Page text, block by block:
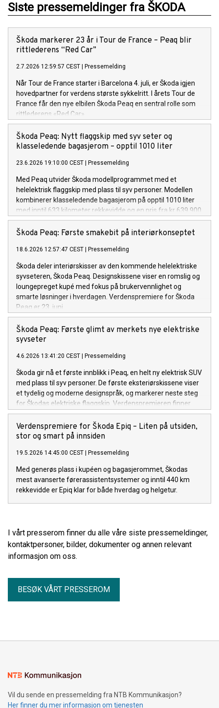
Siste pressemeldinger fra ŠKODA
Škoda markerer 23 år i Tour de France – Peaq blir
rittlederens “Red Car”
2.7.2026 12:59:57 CEST Pressemelding
Når Tour de France starter i Barcelona 4. juli, er Škoda igjen
hovedpartner for verdens største sykkelritt. I årets Tour de
France får den nye elbilen Škoda Peaq en sentral rolle som
rittlederens «Red Car».
Škoda Peaq: Nytt flaggskip med syv seter og
klasseledende bagasjerom – opptil 1010 liter
23.6.2026 19:10:00 CEST Pressemelding
Med Peaq utvider Škoda modellprogrammet med et
helelektrisk flaggskip med plass til syv personer. Modellen
kombinerer klasseledende bagasjerom på opptil 1010 liter
med inntil 633 kilometer rekkevidde og en pris fra kr 639.900.
Škoda Peaq: Første smakebit på interiørkonseptet
18.6.2026 12:57:47 CEST Pressemelding
Škoda deler interiørskisser av den kommende helelektriske
syvseteren, Škoda Peaq. Designskissene viser en romslig og
loungepreget kupé med fokus på brukervennlighet og
smarte løsninger i hverdagen. Verdenspremiere for Škoda
Peaq er 23. juni.
Škoda Peaq: Første glimt av merkets nye elektriske
syvseter
4.6.2026 13:41:20 CEST Pressemelding
Škoda gir nå et første innblikk i Peaq, en helt ny elektrisk SUV
med plass til syv personer. De første eksteriørskissene viser
et tydelig og moderne designspråk, og markerer neste steg
for Škodas elektriske flaggskip. Verdenspremieren finner
sted i Frankrike 23. juni.
Verdenspremiere for Škoda Epiq – Liten på utsiden,
stor og smart på innsiden
19.5.2026 14:45:00 CEST Pressemelding
Med generøs plass i kupéen og bagasjerommet, Škodas
mest avanserte førerassistentsystemer og inntil 440 km
rekkevidde er Epiq klar for både hverdag og helgetur.
I vårt presserom finner du alle våre siste pressemeldinger,
kontaktpersoner, bilder, dokumenter og annen relevant
informasjon om oss.
BESØK VÅRT PRESSEROM
Vil du sende en pressemelding fra NTB Kommunikasjon?
Her finner du mer informasjon om tjenesten